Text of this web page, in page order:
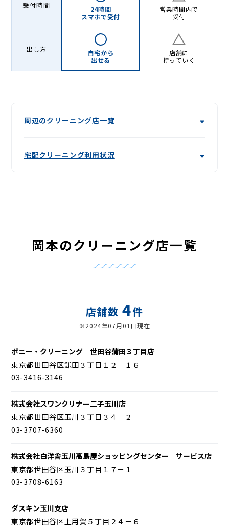
受付時間
24時間
スマホで受付
営業時間内で
受付
出し方
自宅から
出せる
店舗に
持っていく
周辺のクリーニング店一覧
宅配クリーニング利用状況
岡本のクリーニング店一覧
店舗数4件
※2024年07月01日現在
ポニー・クリーニング 世田谷蒲田３丁目店
東京都世田谷区鎌田３丁目１２－１６
03-3416-3146
株式会社スワンクリナー二子玉川店
東京都世田谷区玉川３丁目３４－２
03-3707-6360
株式会社白洋舎玉川高島屋ショッピングセンター サービス店
東京都世田谷区玉川３丁目１７－１
03-3708-6163
ダスキン玉川支店
東京都世田谷区上用賀５丁目２４－６